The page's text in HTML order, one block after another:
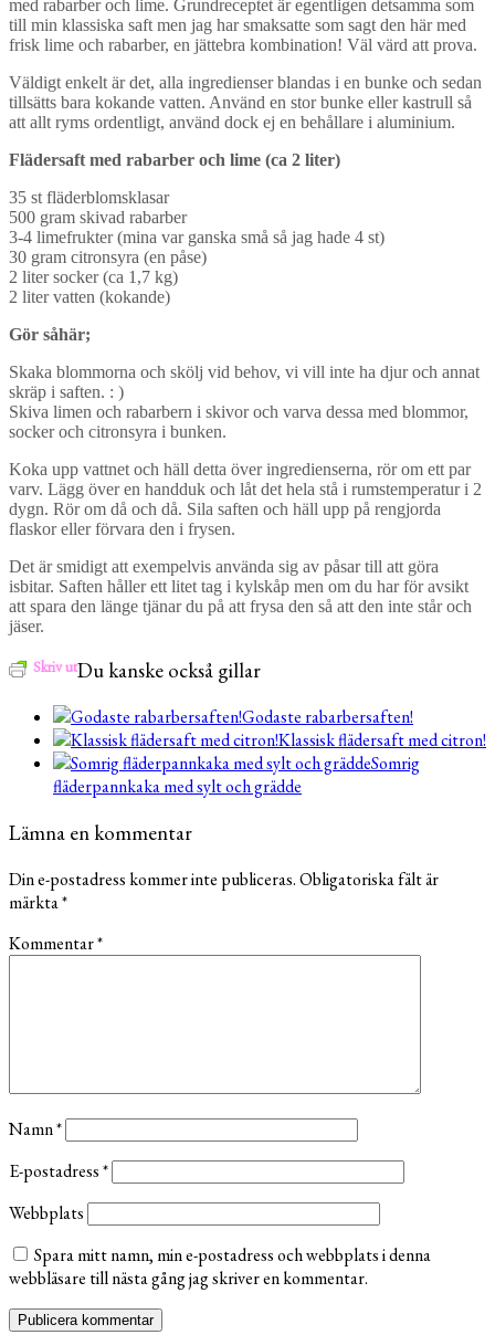
med rabarber och lime. Grundreceptet är egentligen detsamma som
till min klassiska saft men jag har smaksatte som sagt den här med
frisk lime och rabarber, en jättebra kombination! Väl värd att prova.
Väldigt enkelt är det, alla ingredienser blandas i en bunke och sedan
tillsätts bara kokande vatten. Använd en stor bunke eller kastrull så
att allt ryms ordentligt, använd dock ej en behållare i aluminium.
Flädersaft med rabarber och lime (ca 2 liter)
35 st fläderblomsklasar
500 gram skivad rabarber
3-4 limefrukter (mina var ganska små så jag hade 4 st)
30 gram citronsyra (en påse)
2 liter socker (ca 1,7 kg)
2 liter vatten (kokande)
Gör såhär;
Skaka blommorna och skölj vid behov, vi vill inte ha djur och annat
skräp i saften. : )
Skiva limen och rabarbern i skivor och varva dessa med blommor,
socker och citronsyra i bunken.
Koka upp vattnet och häll detta över ingredienserna, rör om ett par
varv. Lägg över en handduk och låt det hela stå i rumstemperatur i 2
dygn. Rör om då och då. Sila saften och häll upp på rengjorda
flaskor eller förvara den i frysen.
Det är smidigt att exempelvis använda sig av påsar till att göra
isbitar. Saften håller ett litet tag i kylskåp men om du har för avsikt
att spara den länge tjänar du på att frysa den så att den inte står och
jäser.
Skriv utDu kanske också gillar
Godaste rabarbersaften!
Klassisk flädersaft med citron!
Somrig
fläderpannkaka med sylt och grädde
Lämna en kommentar
Din e-postadress kommer inte publiceras.Obligatoriska fält är
märkta*
Kommentar*
Namn*
E-postadress*
Webbplats
Spara mitt namn, min e-postadress och webbplats i denna
webbläsare till nästa gång jag skriver en kommentar.